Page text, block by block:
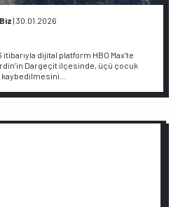
|30.01.2026
dijital platform HBO Max’te
Dargeçit ilçesinde, üçü çocuk